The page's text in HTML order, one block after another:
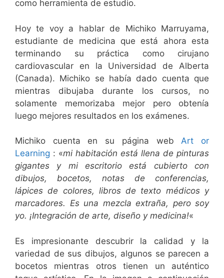
como herramienta de estudio.
Hoy te voy a hablar de Michiko Marruyama,
estudiante de medicina que está ahora esta
terminando su práctica como cirujano
cardiovascular en la Universidad de Alberta
(Canada). Michiko se había dado cuenta que
mientras dibujaba durante los cursos, no
solamente memorizaba mejor pero obtenía
luego mejores resultados en los exámenes.
Michiko cuenta en su página webArt or
Learning : «mi habitación está llena de pinturas
gigantes y mi escritorio está cubierto con
dibujos, bocetos, notas de conferencias,
lápices de colores, libros de texto médicos y
marcadores. Es una mezcla extraña, pero soy
yo. ¡Integración de arte, diseño y medicina!«
Es impresionante descubrir la calidad y la
variedad de sus dibujos, algunos se parecen a
bocetos mientras otros tienen un auténtico